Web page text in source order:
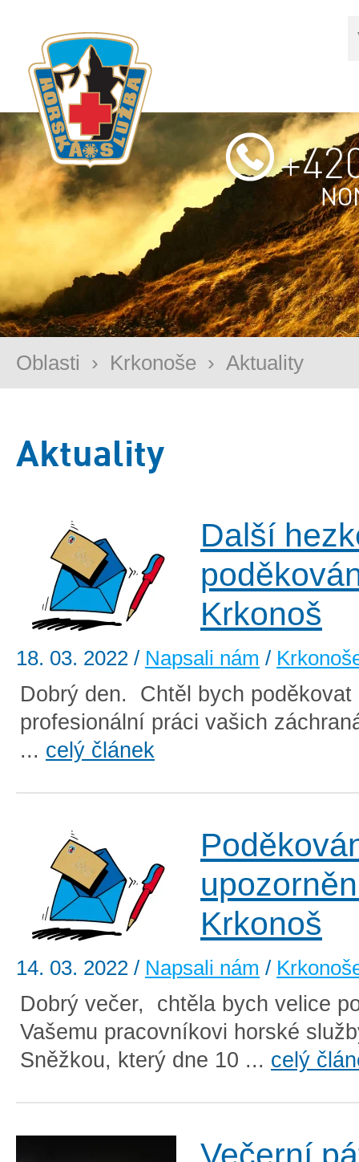
Oblasti › Krkonoše › Aktuality
Aktuality
Další
Krkonoš
18. 03. 2022 / Napsali nám /
Dobrý den. Chtěl bych poděkovat
profesionální práci vašich
... celý článek
Krkonoš
14. 03. 2022 / Napsali nám /
Dobrý večer, chtěla bych velice
Vašemu pracovníkovi horské
Sněžkou, který dne 10 ... celý